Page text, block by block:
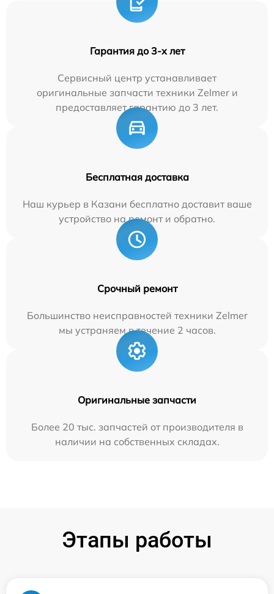
Гарантия до 3-х лет
Сервисный центр устанавливает
оригинальные запчасти техники Zelmer и
предоставляет гарантию до 3 лет.
Бесплатная доставка
Наш курьер в Казани бесплатно доставит ваше
устройство на ремонт и обратно.
Срочный ремонт
Большинство неисправностей техники Zelmer
мы устраняем в течение 2 часов.
Оригинальные запчасти
Более 20 тыс. запчастей от производителя в
наличии на собственных складах.
Этапы работы